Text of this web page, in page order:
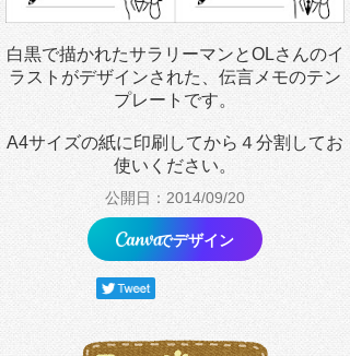
白黒で描かれたサラリーマンとOLさんのイ
ラストがデザインされた、伝言メモのテン
プレートです。
A4サイズの紙に印刷してから４分割してお
使いください。
公開日：2014/09/20
でデザイン